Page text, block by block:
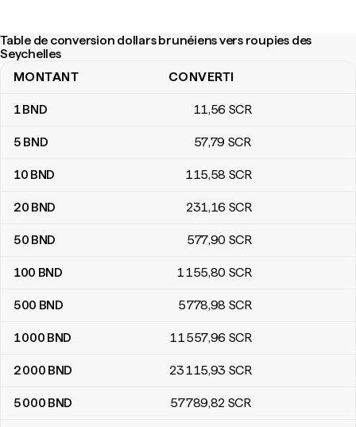
Table de conversion dollars brunéiens vers roupies des
Seychelles
Table de conversion dollars brunéiens vers roupies des
MONTANT CONVERTI
1BND 11,56 SCR
5 BND 57,79 SCR
10 BND 115,58 SCR
20 BND 231,16 SCR
50 BND 577,90 SCR
100 BND 1 155,80 SCR
500 BND 5 778,98 SCR
1 000 BND 11 557,96 SCR
2 000 BND 23 115,93 SCR
5 000 BND 57 789,82 SCR